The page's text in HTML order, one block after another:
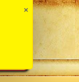
21:00
×